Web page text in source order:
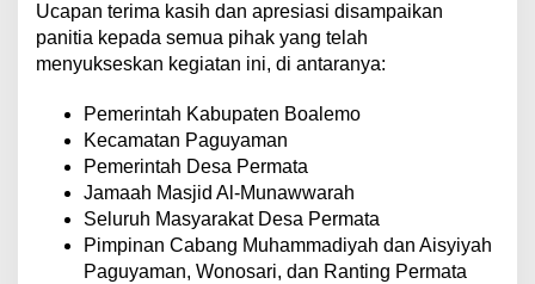
Ucapan terima kasih dan apresiasi disampaikan
panitia kepada semua pihak yang telah
menyukseskan kegiatan ini, di antaranya:
Pemerintah Kabupaten Boalemo
Kecamatan Paguyaman
Pemerintah Desa Permata
Jamaah Masjid Al-Munawwarah
Seluruh Masyarakat Desa Permata
Pimpinan Cabang Muhammadiyah dan Aisyiyah
Paguyaman, Wonosari, dan Ranting Permata